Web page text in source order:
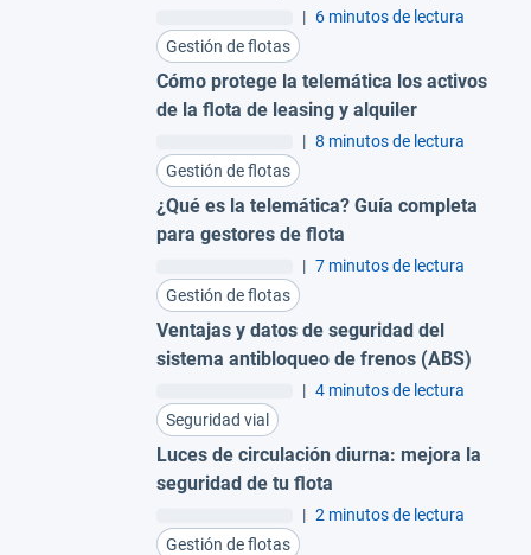
costes para grandes flotas
| 6 minutos de lectura
Gestión de flotas
Cómo protege la telemática los activos
de la flota de leasing y alquiler
| 8 minutos de lectura
Gestión de flotas
¿Qué es la telemática? Guía completa
para gestores de flota
| 7 minutos de lectura
Gestión de flotas
Ventajas y datos de seguridad del
sistema antibloqueo de frenos (ABS)
| 4 minutos de lectura
Seguridad vial
Luces de circulación diurna: mejora la
seguridad de tu flota
| 2 minutos de lectura
Gestión de flotas